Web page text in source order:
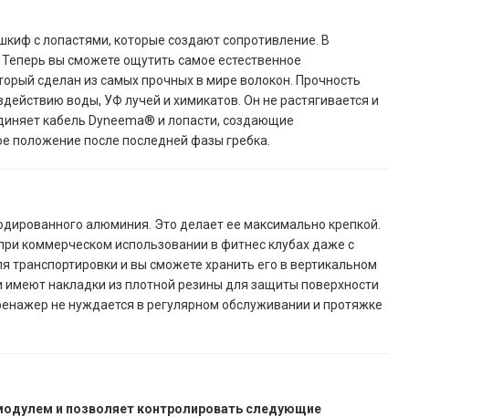
с лопастями, которые создают сопротивление. В
вы сможете ощутить самое естественное
сделан из самых прочных в мире волокон. Прочность
воды, УФ лучей и химикатов. Он не растягивается и
кабель Dyneema® и лопасти, создающие
положение после последней фазы гребка.
алюминия. Это делает ее максимально крепкой.
коммерческом использовании в фитнес клубах даже с
и вы сможете хранить его в вертикальном
накладки из плотной резины для защиты поверхности
не нуждается в регулярном обслуживании и протяжке
и позволяет контролировать следующие